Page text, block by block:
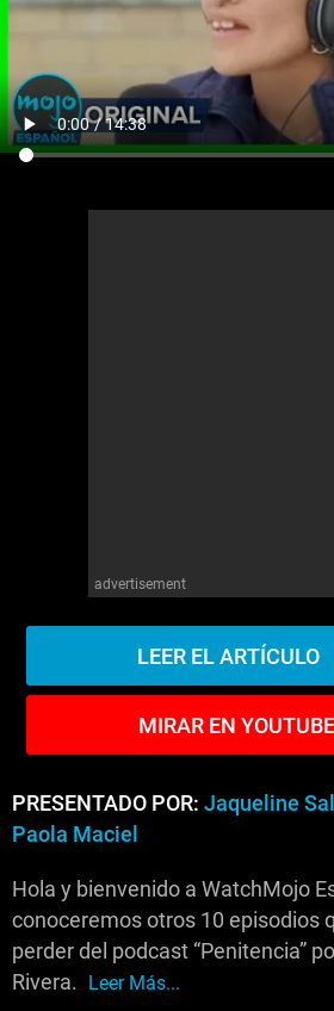
Anime
Cultura Pop
advertisement
LEER EL ARTÍCULO
MIRAR EN YOUTUBE
PRESENTADO POR: Jaqueline
Paola Maciel
Hola y bienvenido a WatchMojo
conoceremos otros 10 episodios
perder del podcast “Penitencia”
Rivera. Leer Más...